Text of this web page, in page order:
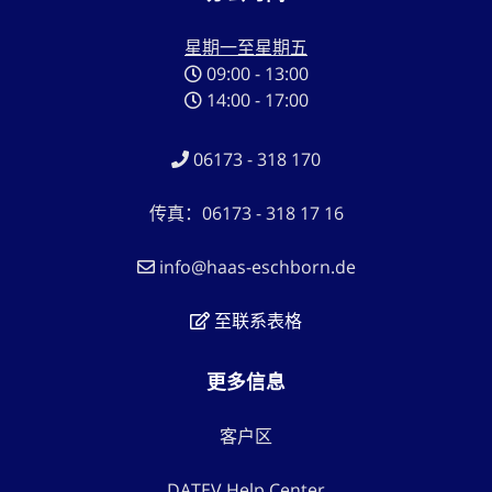
星期一至星期五
09:00 - 13:00
14:00 - 17:00
06173 - 318 170
传真：06173 - 318 17 16
info@haas-eschborn.de
至联系表格
更多信息
客户区